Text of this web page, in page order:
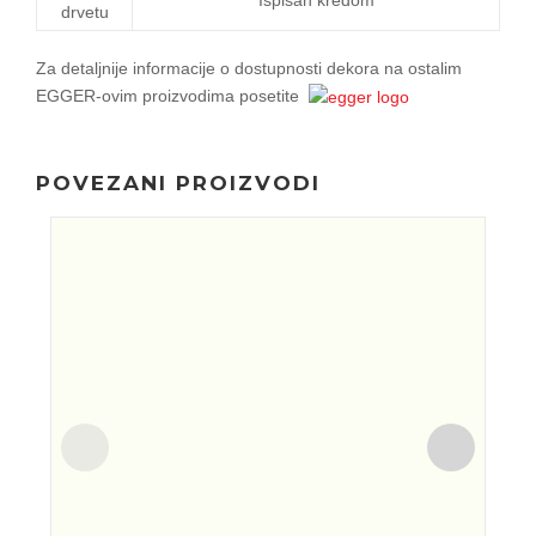
drvetu
Za detaljnije informacije o dostupnosti dekora na ostalim
EGGER-ovim proizvodima posetite
POVEZANI PROIZVODI